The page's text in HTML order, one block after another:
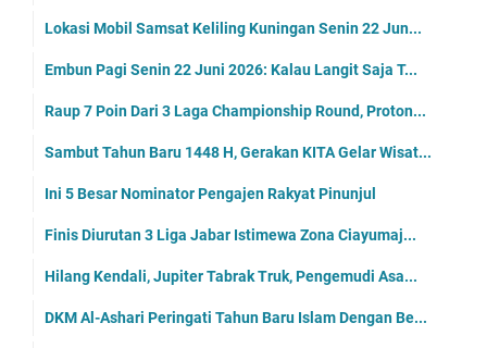
Lokasi Mobil Samsat Keliling Kuningan Senin 22 Jun...
Embun Pagi Senin 22 Juni 2026: Kalau Langit Saja T...
Raup 7 Poin Dari 3 Laga Championship Round, Proton...
Sambut Tahun Baru 1448 H, Gerakan KITA Gelar Wisat...
Ini 5 Besar Nominator Pengajen Rakyat Pinunjul
Finis Diurutan 3 Liga Jabar Istimewa Zona Ciayumaj...
Hilang Kendali, Jupiter Tabrak Truk, Pengemudi Asa...
DKM Al-Ashari Peringati Tahun Baru Islam Dengan Be...